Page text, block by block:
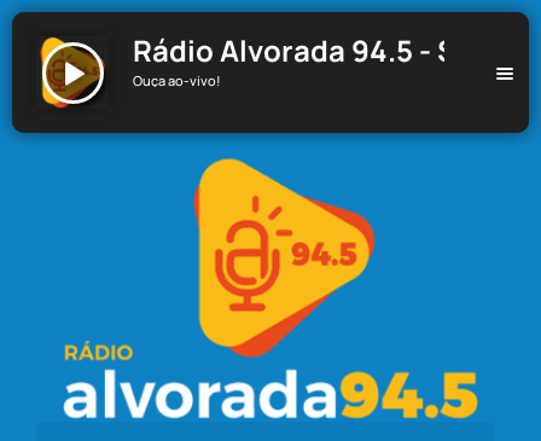
Rádio Alvorada 94.5 - Santa
Ouça ao-vivo!